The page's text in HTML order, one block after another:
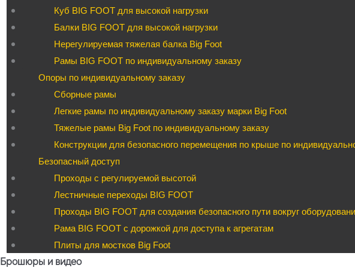
Куб BIG FOOT для высокой нагрузки
Балки BIG FOOT для высокой нагрузки
Нерегулируемая тяжелая балка Big Foot
Рамы BIG FOOT по индивидуальному заказу
Опоры по индивидуальному заказу
Сборные рамы
Легкие рамы по индивидуальному заказу марки Big Foot
Тяжелые рамы Big Foot по индивидуальному заказу
Конструкции для безопасного перемещения по крыше по
Безопасный доступ
Проходы с регулируемой высотой
Лестничные переходы BIG FOOT
Проходы BIG FOOT для создания безопасного пути вокруг
Рама BIG FOOT с дорожкой для доступа к агрегатам
Плиты для мостков Big Foot
Брошюры и видео